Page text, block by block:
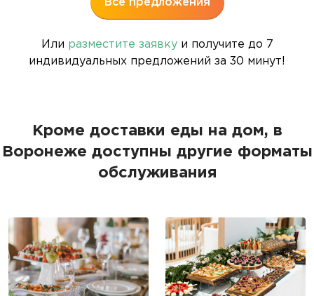
Все предложения
Или разместите заявкуи получите до 7
индивидуальных предложений за 30 минут!
Кроме доставки еды на дом, в
Воронеже доступны другие форматы
обслуживания